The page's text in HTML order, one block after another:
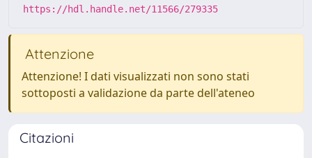
https://hdl.handle.net/11566/279335
Attenzione
Attenzione! I dati visualizzati non sono stati
sottoposti a validazione da parte dell'ateneo
Citazioni